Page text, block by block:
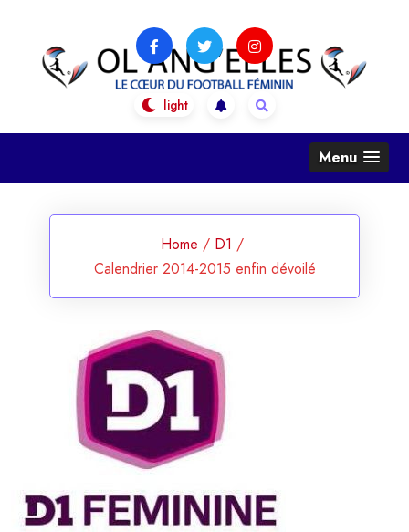
content
OL Ang'Elles
Le coeur du football féminin
Menu
Home / D1 /
Calendrier 2014-2015 enfin dévoilé